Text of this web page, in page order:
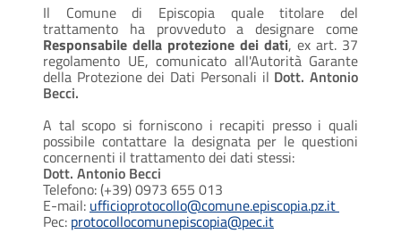
Il Comune di Episcopia quale titolare del
trattamento ha provveduto a designare come
Responsabile della protezione dei dati, ex art. 37
regolamento UE, comunicato all'Autorità Garante
della Protezione dei Dati Personali il Dott. Antonio
Becci.
A tal scopo si forniscono i recapiti presso i quali
possibile contattare la designata per le questioni
concernenti il trattamento dei dati stessi:
Dott. Antonio Becci
Telefono: (+39) 0973 655 013
E-mail: ufficioprotocollo@comune.episcopia.pz.it
Pec: protocollocomunepiscopia@pec.it